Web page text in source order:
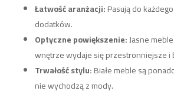
Łatwość aranżacji:Pasują do
dodatków.
Optyczne powiększenie:Jasne
wnętrze wydaje się przestronniejsze i
Trwałość stylu:Białe meble są
nie wychodzą z mody.